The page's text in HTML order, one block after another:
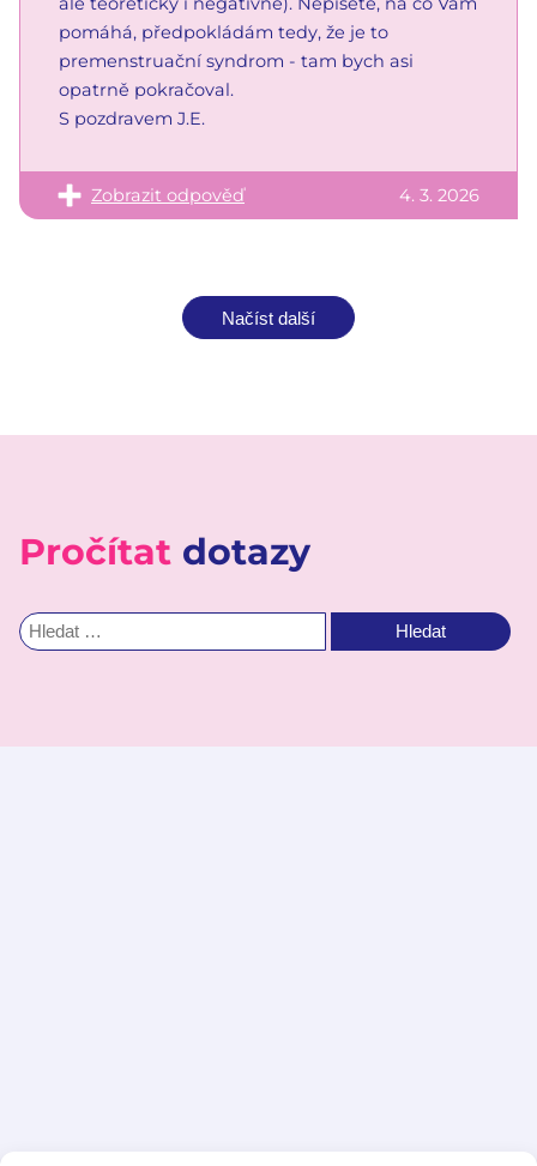
pomáhá, předpokládám tedy, že je to
premenstruační syndrom - tam bych asi
opatrně pokračoval.
S pozdravem J.E.
Zobrazit odpověď 4. 3. 2026
Načíst další
Pročítat dotazy
Vyhledávání